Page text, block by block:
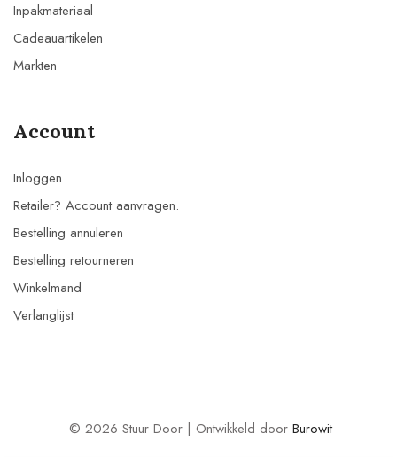
Inpakmateriaal
Cadeauartikelen
Markten
Account
Inloggen
Retailer? Account aanvragen.
Bestelling annuleren
Bestelling retourneren
Winkelmand
Verlanglijst
© 2026 Stuur Door | Ontwikkeld door Burowit